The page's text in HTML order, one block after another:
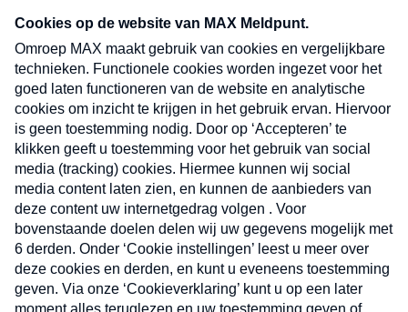
CONTACT
Volg ons op
X
Nieuwsbrief
Neem hier een gratis abonnement op de MAX